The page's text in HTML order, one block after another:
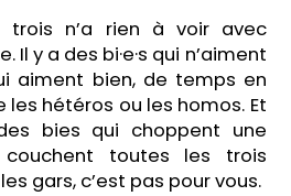
trois n’a rien à voir avec
Il y a des bi·e·s qui n’aiment
aiment bien, de temps en
hétéros ou les homos. Et
bies qui choppent une
toutes les trois
gars, c’est pas pour vous.